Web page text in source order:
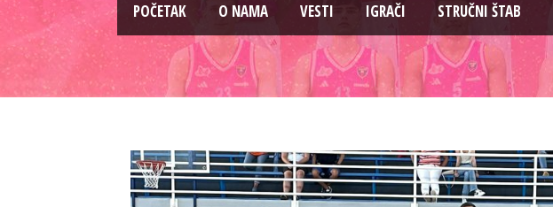
PОČETAK O NAMA VESTI IGRAČI STRUČNI ŠTAB